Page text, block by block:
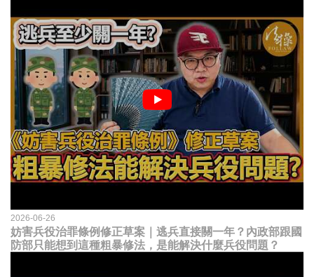
2026-06-26
妨害兵役治罪條例修正草案｜逃兵直接關一年？內政部跟國
防部只能想到這種粗暴修法，是能解決什麼兵役問題？